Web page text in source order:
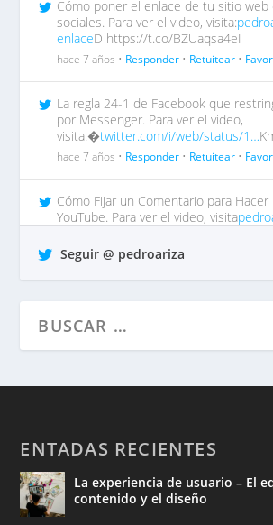
Cómo poner el enlace de tu sitio web
sociales. Para ver el video, visita:
enlaceD https://t.co/BZUaqsa4eI
hace 7 años • Responder • Retuitear •
La regla 24-1 de Facebook que
por Messenger. Para ver el video,
visita:�twitter.com/i/web/status/1…
hace 7 años • Responder • Retuitear •
Cómo Fijar un Comentario para
YouTube. Para ver el video, visita
hace 7 años •Responder•
Seguir @ pedroariza
ENTADAS RECIENTES
La experiencia de usuario – El
contenido y el diseño